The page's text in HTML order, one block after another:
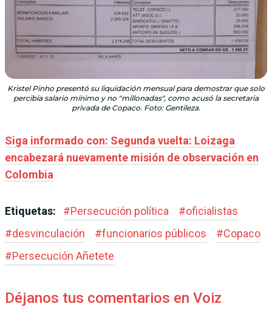
Kristel Pinho presentó su liquidación mensual para demostrar que solo
percibía salario mínimo y no "millonadas", como acusó la secretaria
privada de Copaco. Foto: Gentileza.
Siga informado con: Segunda vuelta: Loizaga
encabezará nuevamente misión de observación en
Colombia
Etiquetas: #Persecución política #oficialistas
#desvinculación #funcionarios públicos #Copaco
#Persecución Añetete
Déjanos tus comentarios en Voiz